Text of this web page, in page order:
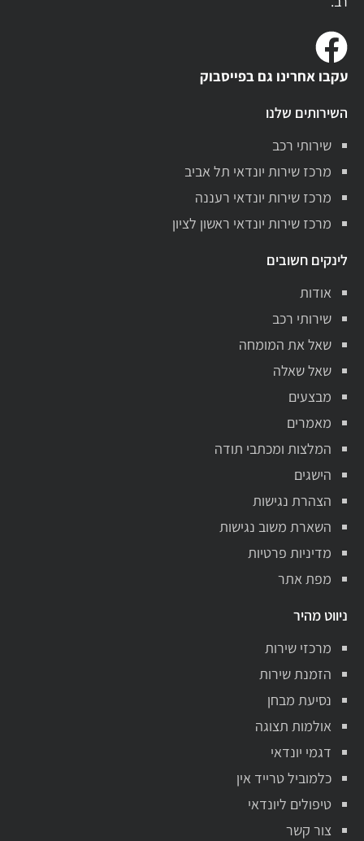
עקבו אחרינו גם בפייסבוק
השירותים שלנו
שירותי רכב
מרכז שירות יונדאי תל אביב
מרכז שירות יונדאי רעננה
מרכז שירות יונדאי ראשון לציון
לינקים חשובים
אודות
שירותי רכב
שאל את המומחה
שאל שאלה
מבצעים
מאמרים
המלצות ומכתבי תודה
הישגים
הצהרת נגישות
השארת משוב נגישות
מדיניות פרטיות
מפת אתר
ניווט מהיר
מרכזי שירות
הזמנת שירות
נסיעת מבחן
אולמות תצוגה
דגמי יונדאי
כלמוביל טרייד אין
טיפולים ליונדאי
צור קשר